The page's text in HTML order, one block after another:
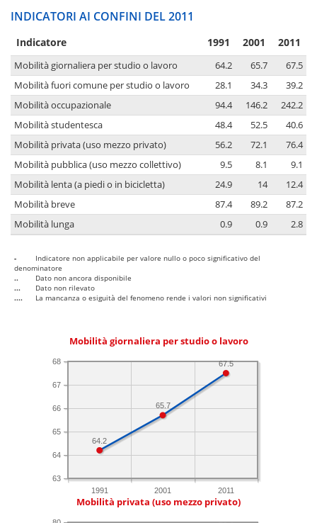
INDICATORI AI CONFINI DEL 2011
Indicatore 1991 2001 2011
Mobilità giornaliera per studio o lavoro 64.2 65.7
67.5
Mobilità fuori comune per studio o lavoro
28.1 34.3
39.2
Mobilità occupazionale
94.4 146.2
242.2
Mobilità studentesca
48.4 52.5
40.6
Mobilità privata (uso mezzo privato)
56.2 72.1
76.4
Mobilità pubblica (uso mezzo collettivo)
9.5 8.1
9.1
Mobilità lenta (a piedi o in bicicletta)
24.9 14
12.4
Mobilità breve
87.4 89.2
87.2
Mobilità lunga
0.9 0.9 2.8
-
Indicatore non applicabile per valore nullo o poco significativo del
denominatore
..
Dato non ancora disponibile
...
Dato non rilevato
....
La mancanza o esiguità del fenomeno rende i valori non significativi
Mobilità giornaliera per studio o lavoro
1991 2001 2011
63
64
65
66
67
68 67.5
65.7
64.2
Mobilità privata (uso mezzo privato)